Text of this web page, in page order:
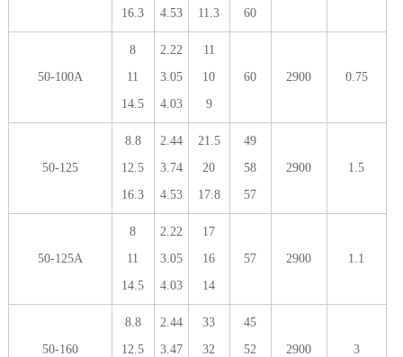
16.3
4.53
11.3
60
50-100A
8
11
14.5
2.22
3.05
4.03
11
10
9
60 2900 0.75
50-125
8.8
12.5
16.3
2.44
3.74
4.53
21.5
20
17.8
49
58
57
2900 1.5
50-125A
8
11
14.5
2.22
3.05
4.03
17
16
14
57 2900 1.1
50-160
8.8
12.5
2.44
3.47
33
32
45
52
2900 3